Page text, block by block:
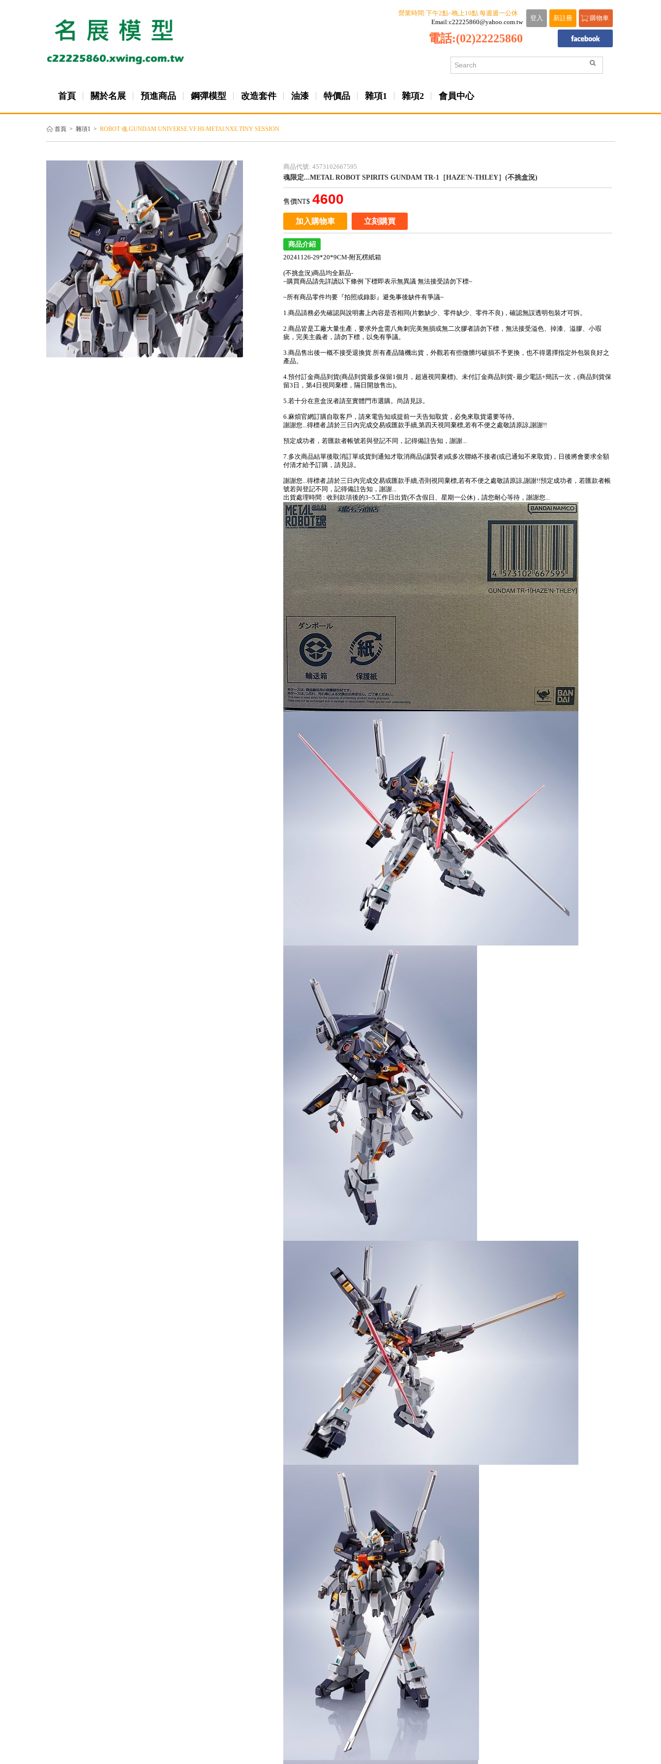
購物車
新註冊
登入
營業時間:下午2點~晚上10點.每週週一公休
Email:c22225860@yahoo.com.tw
電話:(02)22225860
首頁 關於名展 預進商品 鋼彈模型 改造套件 油漆 特價品 雜項1 雜項2 會員中心
首頁 > 雜項1 > ROBOT 魂.GUNDAM UNIVERSE.VF.HI-METAl.NXE.TINY SESSION
商品代號: 4573102667595
魂限定...METAL ROBOT SPIRITSGUNDAM TR-1［HAZE'N-THLEY］(不挑盒況)
售價NT$ 4600
加入購物車 立刻購買
商品介紹
20241126-29*20*9CM-附瓦楞紙箱
(不挑盒況)商品均全新品-
~購買商品請先詳讀以下條例 下標即表示無異議 無法接受請勿下標~
~所有商品零件均要『拍照或錄影』避免事後缺件有爭議~
1.商品請務必先確認與說明書上內容是否相同(片數缺少、零件缺少、零件不良)，確認無誤透明包裝才可拆。
2.商品皆是工廠大量生產，要求外盒需八角刺完美無損或無二次膠者請勿下標，無法接受溢色、掉漆、溢膠、小瑕
疵，完美主義者，請勿下標，以免有爭議。
3.商品售出後一概不接受退換貨.所有產品隨機出貨，外觀若有些微髒圬破損不予更換，也不得選擇指定外包裝良好之
產品。
4.預付訂金商品到貨(商品到貨最多保留1個月，超過視同棄標)、未付訂金商品到貨- 最少電話+簡訊一次，(商品到貨保
留3日，第4日視同棄標，隔日開放售出)。
5.若十分在意盒況者請至實體門市選購。尚請見諒。
6.麻煩官網訂購自取客戶，請來電告知或提前一天告知取貨，必免來取貨還要等待。
謝謝您...得標者,請於三日內完成交易或匯款手續,第四天視同棄標,若有不便之處敬請原諒,謝謝!!
預定成功者，若匯款者帳號若與登記不同，記得備註告知，謝謝...
7.多次商品結單後取消訂單或貨到通知才取消商品(讓賢者)或多次聯絡不接者(或已通知不來取貨)，日後將會要求全額
付清才給予訂購，請見諒。
謝謝您...得標者,請於三日內完成交易或匯款手續,否則視同棄標,若有不便之處敬請原諒,謝謝!!預定成功者，若匯款者帳
號若與登記不同，記得備註告知，謝謝...
出貨處理時間 : 收到款項後的3~5工作日出貨(不含假日、星期一公休)，請您耐心等待，謝謝您...